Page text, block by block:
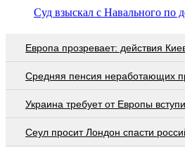
Суд взыскал с Навального по
Европа прозревает: действия
Средняя пенсия неработающих
Украина требует от Европы
Сеул просит Лондон спасти